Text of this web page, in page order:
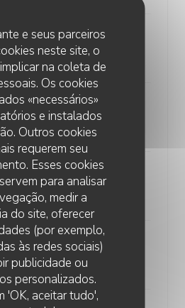
e seus parceiros
neste site, o
na coleta de
Os cookies
«necessários»
e instalados
Outros cookies
requerem seu
Esses cookies
para analisar
medir a
do site, oferecer
(por exemplo,
às redes sociais)
publicidade ou
personalizados.
'OK, aceitar tudo',
Morilles
EUR
Echalotes
EUR
Veau à la Moutarde
EUR
du Jour
selon arrivage